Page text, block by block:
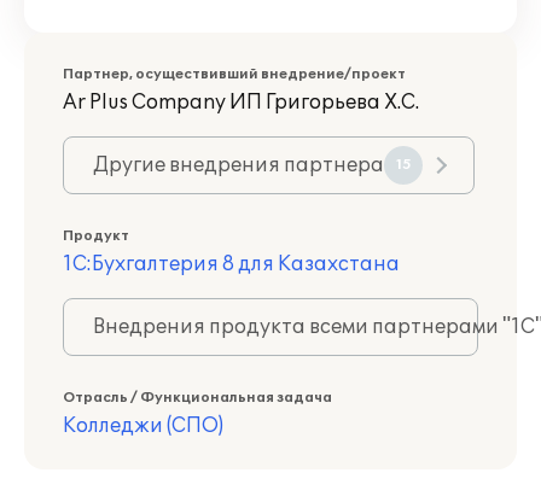
Партнер, осуществивший внедрение/проект
Ar Plus Company ИП Григорьева Х.С.
Другие внедрения партнера 15
Продукт
1С:Бухгалтерия 8 для Казахстана
Внедрения продукта всеми партнерами
Отрасль / Функциональная задача
Колледжи (СПО)